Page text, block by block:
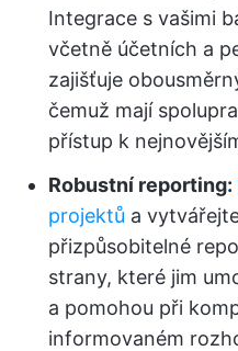
Integrace s vašimi
včetně účetních a
zajišťuje
čemuž mají
přístup k
Robustní reporting:
projektů a
přizpůsobitelné
strany, které jim
a pomohou při
informovaném